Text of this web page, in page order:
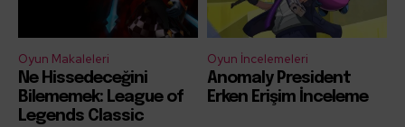
Oyun Makaleleri
Ne Hissedeceğini
Bilememek: League of
Legends Classic
Oyun İncelemeleri
Anomaly President
Erken Erişim İnceleme